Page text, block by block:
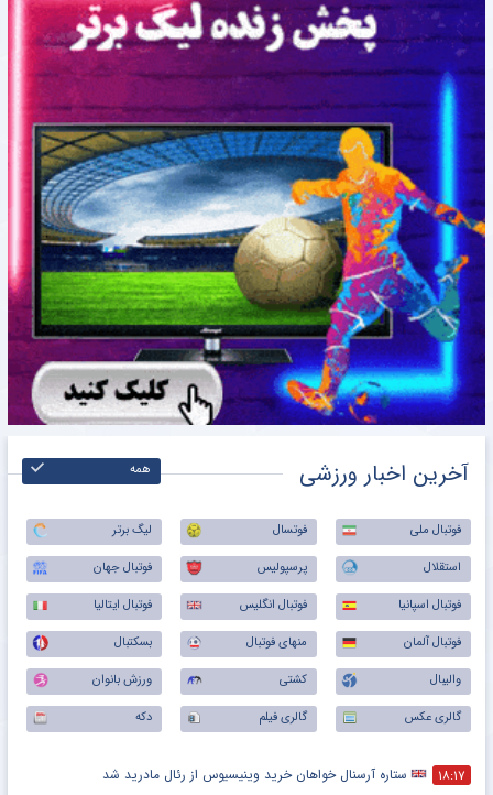
آخرین اخبار ورزشی همه
فوتبال ملی فوتسال
لیگ برتر
استقلال
پرسپولیس
فوتبال جهان
فوتبال اسپانیا
فوتبال انگلیس
فوتبال ایتالیا
فوتبال آلمان
منهای فوتبال
بسکتبال
والیبال
کشتی
ورزش بانوان
گالری عکس
گالری فیلم دکه
۱۸:۱۷ ستاره آرسنال خواهان خرید وینیسیوس از رئال مادرید شد